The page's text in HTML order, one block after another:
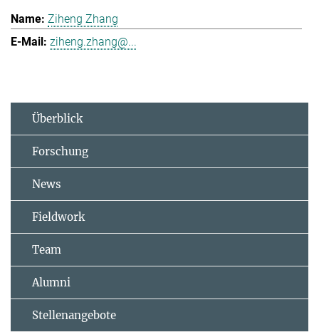
Ziheng Zhang
ziheng.zhang@...
Überblick
Forschung
News
Fieldwork
Team
Alumni
Stellenangebote